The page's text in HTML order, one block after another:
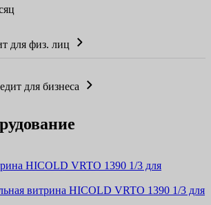
для физ. лиц
для бизнеса
витрина HICOLD VRTO 1390 1/3 для